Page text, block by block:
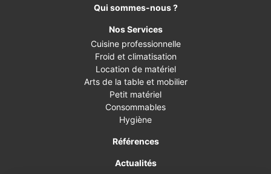
Qui sommes-nous ?
Nos Services
Cuisine professionnelle
Froid et climatisation
Location de matériel
Arts de la table et mobilier
Petit matériel
Consommables
Hygiène
Références
Actualités